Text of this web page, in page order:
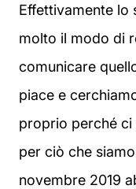
Effettivamente lo
molto il modo di
comunicare
piace e
proprio perché
per ciò che
novembre 2019